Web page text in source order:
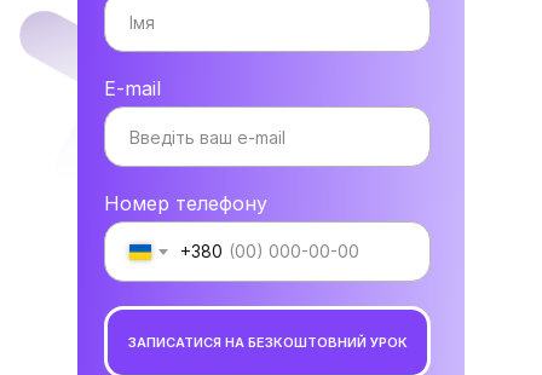
E-mail
Номер телефону
+380
ЗАПИСАТИСЯ НА БЕЗКОШТОВНИЙ УРОК